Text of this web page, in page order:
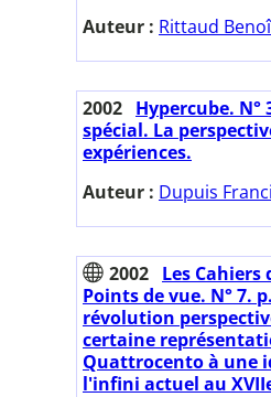
Auteur : Rittaud
2002 Hypercube. N°
spécial. La
expériences.
Auteur : Dupuis
2002 Les Cahiers
Points de vue. N° 7.
révolution
certaine
Quattrocento à une
l'infini actuel au